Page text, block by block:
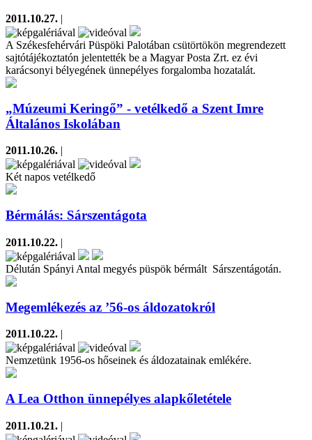
2011.10.27. |
A Székesfehérvári Püspöki Palotában csütörtökön megrendezett
sajtótájékoztatón jelentették be a Magyar Posta Zrt. ez évi
karácsonyi bélyegének ünnepélyes forgalomba hozatalát.
„Múzeumi Keringő” - vetélkedő a Szent Imre
Általános Iskolában
2011.10.26. |
Két napos vetélkedő
Bérmálás: Sárszentágota
2011.10.22. |
Délután Spányi Antal megyés püspök bérmált Sárszentágotán.
Megemlékezés az ’56-os áldozatokról
2011.10.22. |
Nemzetünk 1956-os hőseinek és áldozatainak emlékére.
A Lea Otthon ünnepélyes alapkőletétele
2011.10.21. |